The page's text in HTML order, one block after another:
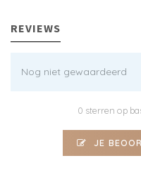
REVIEWS
Nog niet gewaardeerd
0 sterren op
JE